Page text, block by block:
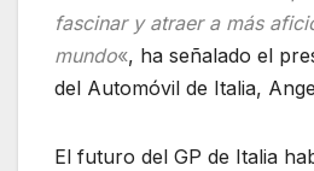
fascinar y atraer a más
mundo«, ha señalado el
del Automóvil de Italia,
El futuro del GP de Italia